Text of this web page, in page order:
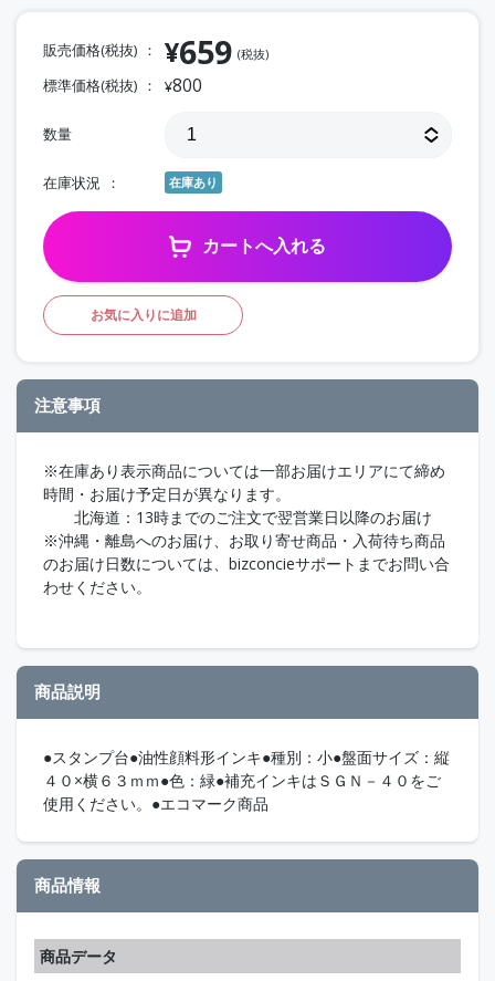
販売価格(税抜) ¥659 (税抜)
標準価格(税抜) ¥800
数量
在庫状況 在庫あり
カートへ入れる
お気に入りに追加
注意事項
※在庫あり表示商品については一部お届けエリアにて締め
時間・お届け予定日が異なります。
北海道：13時までのご注文で翌営業日以降のお届け
※沖縄・離島へのお届け、お取り寄せ商品・入荷待ち商品
のお届け日数については、bizconcieサポートまでお問い合
わせください。
商品説明
●スタンプ台●油性顔料形インキ●種別：小●盤面サイズ：縦
４０×横６３ｍｍ●色：緑●補充インキはＳＧＮ－４０をご
使用ください。●エコマーク商品
商品情報
商品データ